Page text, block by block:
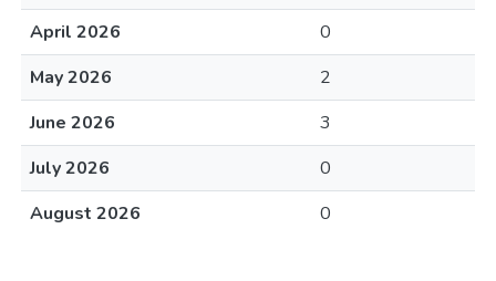
April 2026
0
May 2026
2
June 2026
3
July 2026
0
August 2026
0